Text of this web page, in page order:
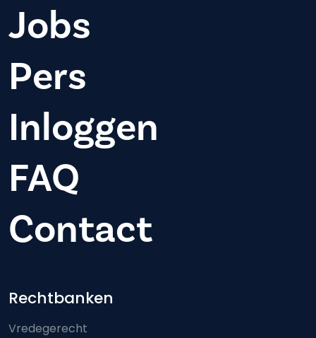
Jobs
Pers
Inloggen
FAQ
Contact
Footer-menu
Rechtbanken
Vredegerecht